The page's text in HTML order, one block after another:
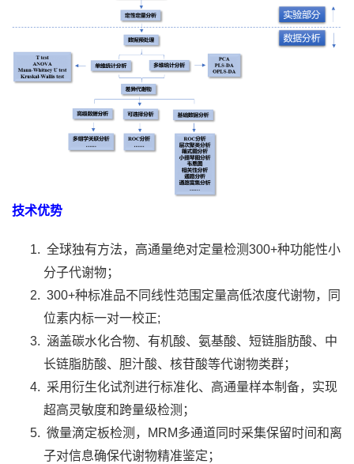
技术优势
全球独有方法，高通量绝对定量检测300+种功能性小
分子代谢物；
300+种标准品不同线性范围定量高低浓度代谢物，同
位素内标一对一校正;
涵盖碳水化合物、有机酸、氨基酸、短链脂肪酸、中
长链脂肪酸、胆汁酸、核苷酸等代谢物类群；
采用衍生化试剂进行标准化、高通量样本制备，实现
超高灵敏度和跨量级检测；
微量滴定板检测，MRM多通道同时采集保留时间和离
子对信息确保代谢物精准鉴定；